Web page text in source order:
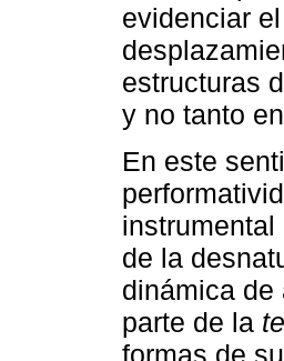
evidenciar
estructuras
y no tanto
En este
de la
dinámica de
parte de la
formas de